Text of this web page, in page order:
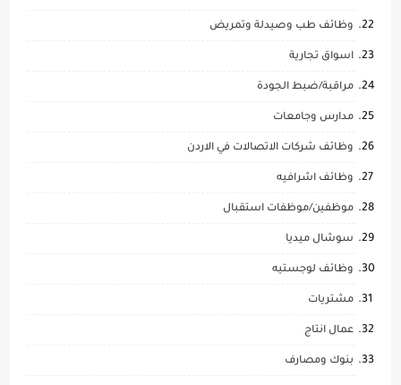
وظائف طب وصيدلة وتمريض
اسواق تجارية
مراقبة/ضبط الجودة
مدارس وجامعات
وظائف شركات الاتصالات في الاردن
وظائف اشرافيه
موظفين/موظفات استقبال
سوشال ميديا
وظائف لوجستيه
مشتريات
عمال انتاج
بنوك ومصارف